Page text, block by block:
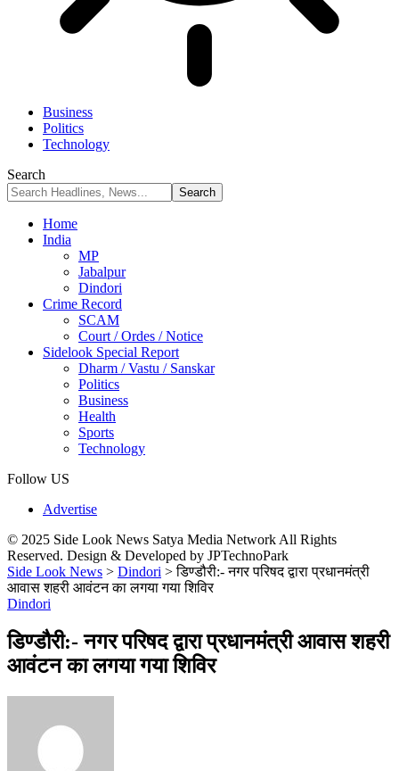
Business
Politics
Technology
Search
Home
India
MP
Jabalpur
Dindori
Crime Record
SCAM
Court / Ordes / Notice
Sidelook Special Report
Dharm / Vastu / Sanskar
Politics
Business
Health
Sports
Technology
Follow US
Advertise
© 2025 Side Look News Satya Media Network All Rights
Reserved. Design & Developed by JPTechnoPark
Side Look News > Dindori >डिण्डौरी:- नगर परिषद द्वारा प्रधानमंत्री
आवास शहरी आवंटन का लगया गया शिविर
Dindori
डिण्डौरी:- नगर परिषद द्वारा प्रधानमंत्री आवास शहरी
आवंटन का लगया गया शिविर